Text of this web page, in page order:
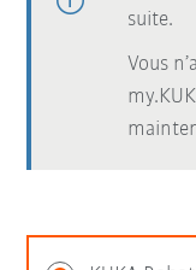
suite.
Vous